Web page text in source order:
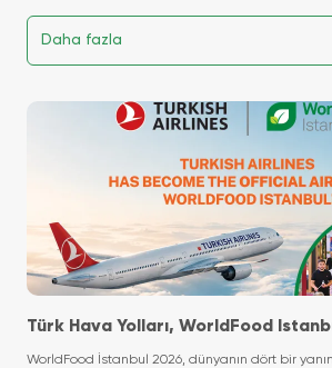
Daha fazla
Türk Hava Yolları, WorldFood
Resmi Hava Yolu Oldu!
WorldFood İstanbul 2026, dünyanın dört bir